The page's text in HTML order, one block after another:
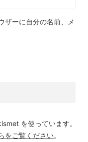
ザーに自分の名前、メ
を使っています。
をご覧ください。